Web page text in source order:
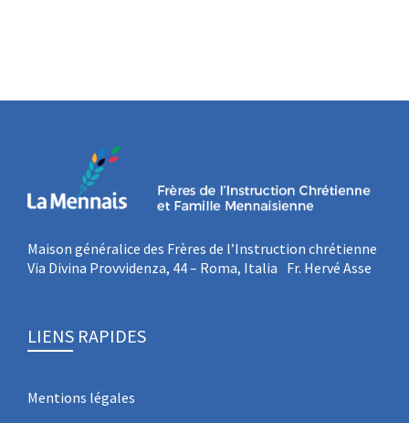
Maison généralice des Frères de l’Instruction chrétienne
Via Divina Provvidenza, 44 – Roma, Italia Fr. Hervé Asse
LIENS RAPIDES
Mentions légales